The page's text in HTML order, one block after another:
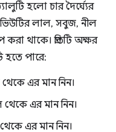
হলো চার দৈর্ঘ্যের
ভিউটির লাল, সবুজ, নীল
থাকে। প্রতিটি অক্ষর
হতে পারে:
এর মান নিন।
থেকে এর মান নিন।
এর মান নিন।